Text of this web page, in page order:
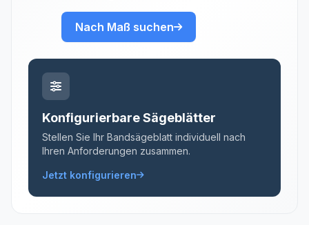
Nach Maß suchen
Konfigurierbare Sägeblätter
Stellen Sie Ihr Bandsägeblatt individuell nach
Ihren Anforderungen zusammen.
Jetzt konfigurieren